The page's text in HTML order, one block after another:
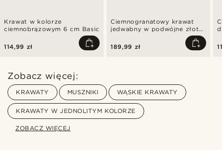
Krawat w kolorze
ciemnobrązowym 6 cm Basic
114,99 zł
Ciemnogranatowy krawat
jedwabny w podwójne złote
189,99 zł
Zobacz więcej:
KRAWATY MUSZNIKI WĄSKIE KRAWATY
KRAWATY W JEDNOLITYM KOLORZE
ZOBACZ WIĘCEJ